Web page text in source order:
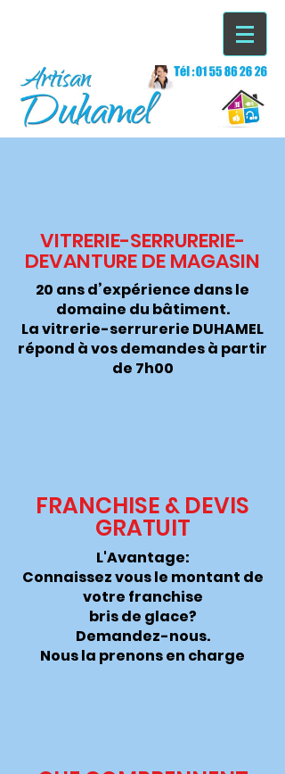
VITRERIE-SERRURERIE-
DEVANTURE DE MAGASIN
20 ans d’expérience dans le
domaine du bâtiment.
La vitrerie-serrurerie DUHAMEL
répond à vos demandes à partir
de 7h00
FRANCHISE & DEVIS
GRATUIT
L'Avantage:
Connaissez vous le montant de
votre franchise
bris de glace?
Demandez-nous.
Nous la prenonsen charge